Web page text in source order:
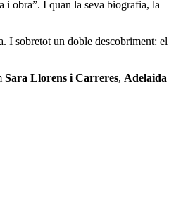
i obra”. I quan la seva biografia, la
I sobretot un doble descobriment: el
Sara Llorens i Carreres, Adelaida